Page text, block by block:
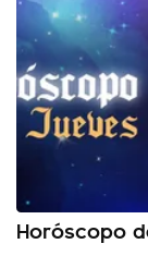
Horóscopo